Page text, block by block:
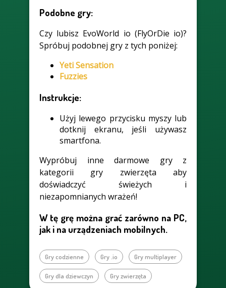
Podobne gry:
Czy lubisz EvoWorld io (FlyOrDie io)?
Spróbuj podobnej gry z tych poniżej:
Yeti Sensation
Fuzzies
Instrukcje:
Użyj lewego przycisku myszy lub
dotknij ekranu, jeśli używasz
smartfona.
Wypróbuj inne darmowe gry z
kategorii gry zwierzęta aby
doświadczyć świeżych i
niezapomnianych wrażeń!
W tę grę można grać zarówno na PC,
jak i na urządzeniach mobilnych.
Gry codzienne Gry .io Gry multiplayer
Gry dla dziewczyn Gry zwierzęta